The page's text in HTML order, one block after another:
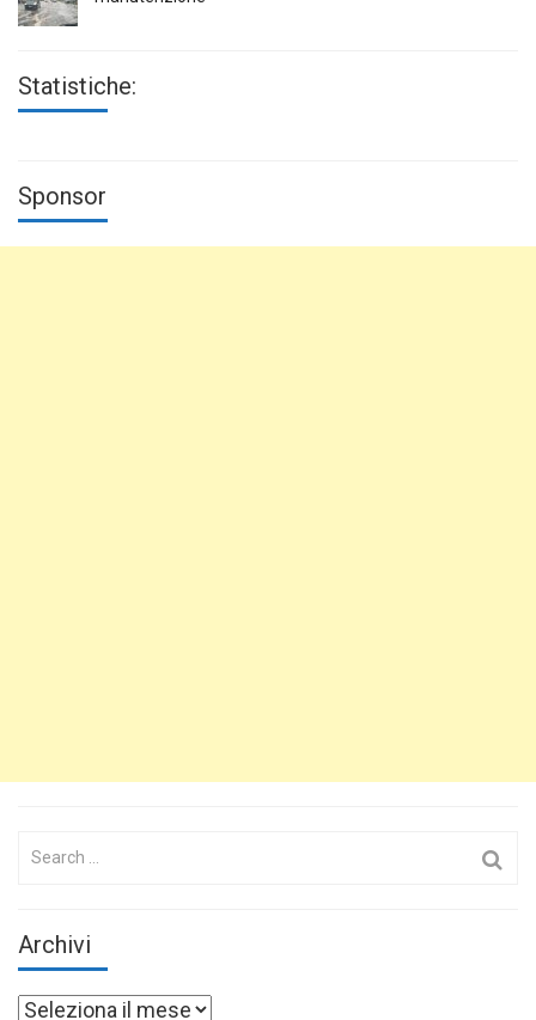
Statistiche:
Sponsor
Search
Archivi
Archivi